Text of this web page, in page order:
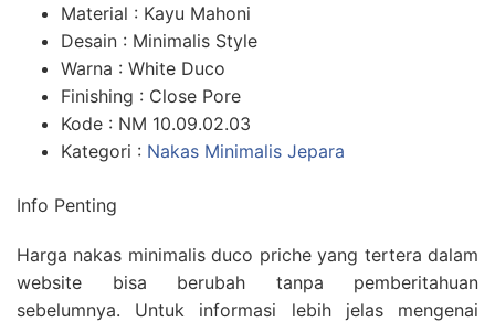
Material : Kayu Mahoni
Desain : Minimalis Style
Warna : White Duco
Finishing : Close Pore
Kode : NM 10.09.02.03
Kategori : Nakas Minimalis Jepara
Info Penting
Harga nakas minimalis duco priche yang tertera dalam
website bisa berubah tanpa pemberitahuan
sebelumnya. Untuk informasi lebih jelas mengenai